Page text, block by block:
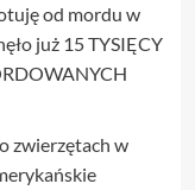
od mordu w
już 15 TYSIĘCY
zwierzętach w